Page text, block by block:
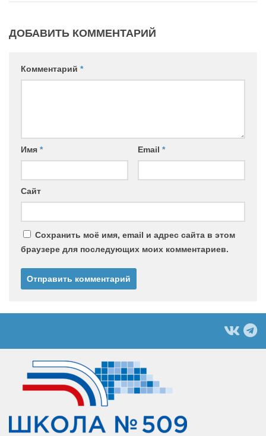
ДОБАВИТЬ КОММЕНТАРИЙ
Комментарий *
Имя * Email *
Сайт
Сохранить моё имя, email и адрес сайта в этом
браузере для последующих моих комментариев.